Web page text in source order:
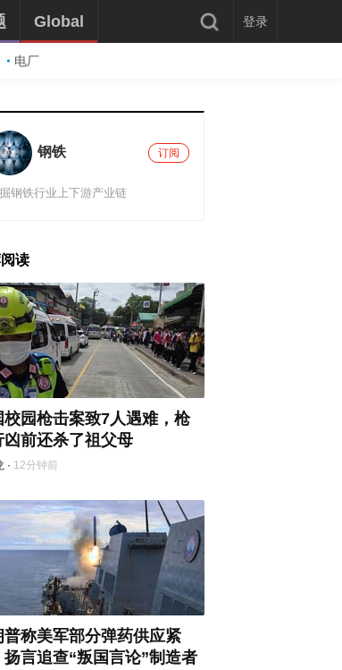
电厂
Global 登录
钢铁 订阅
钢铁行业上下游产业链
读
校园枪击案致7人遇难，枪
凶前还杀了祖父母
· 12分钟前
普称美军部分弹药供应紧
扬言追查“叛国言论”制造者